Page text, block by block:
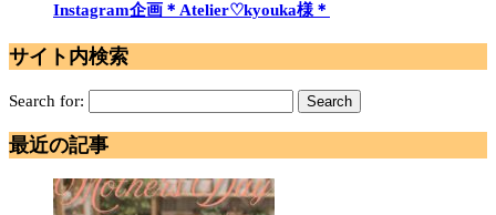
Instagram企画＊Atelier♡kyouka様＊
サイト内検索
Search for:
最近の記事